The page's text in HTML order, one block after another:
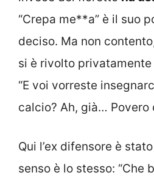
“Crepa me**a” è il suo
deciso. Ma non
si è rivolto privatamente
“E voi vorreste
calcio? Ah, già… Povero
Qui l’ex difensore è
senso è lo stesso: “Che